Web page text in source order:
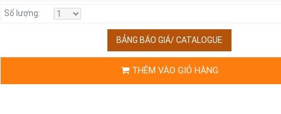
Số lượng:
BẢNG BÁO GIÁ/ CATALOGUE
THÊM VÀO GIỎ HÀNG